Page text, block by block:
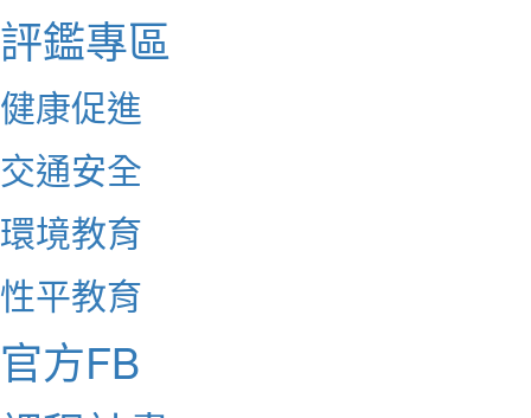
評鑑專區
健康促進
交通安全
環境教育
性平教育
官方FB